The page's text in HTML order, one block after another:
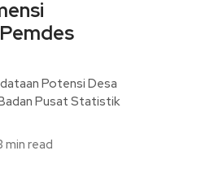
Potensi Desa
Pusat Statistik
min read